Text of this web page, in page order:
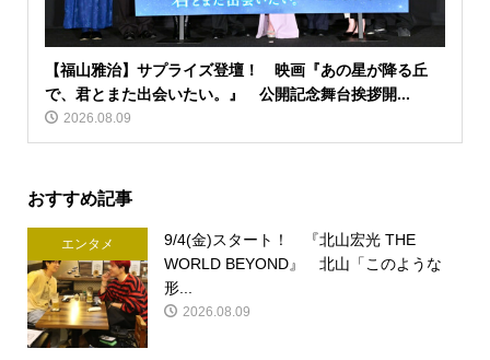
【福山雅治】サプライズ登壇！ 映画『あの星が降る丘
で、君とまた出会いたい。』 公開記念舞台挨拶開...
2026.08.09
おすすめ記事
エンタメ
9/4(金)スタート！ 『北山宏光 THE
WORLD BEYOND』 北山「このような
形...
2026.08.09